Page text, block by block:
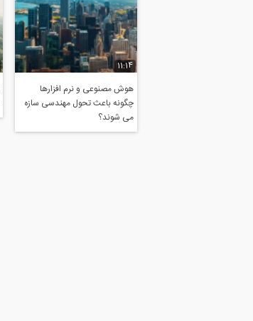
11:14
هوش مصنوعی و نرم افزارها
چگونه باعث تحول مهندسی سازه
می شوند؟